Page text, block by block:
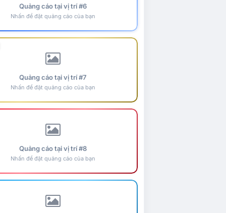
Quảng cáo tại vị trí #6
Nhấn để đặt quảng cáo của bạn
Quảng cáo tại vị trí #7
Nhấn để đặt quảng cáo của bạn
Quảng cáo tại vị trí #8
Nhấn để đặt quảng cáo của bạn